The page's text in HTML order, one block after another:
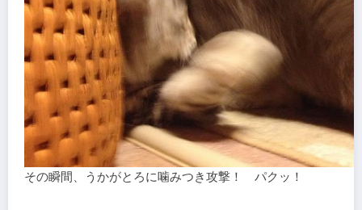
その瞬間、うかがとろに噛みつき攻撃！ パクッ！